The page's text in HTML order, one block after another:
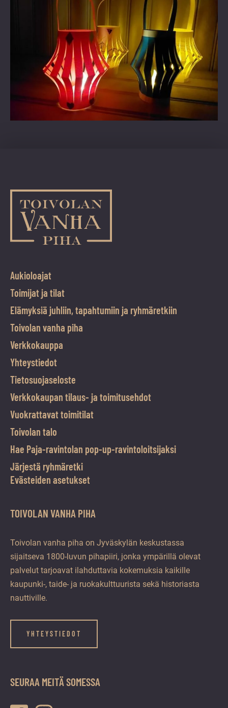
Aukioloajat
Toimijat ja tilat
Elämyksiä juhliin, tapahtumiin ja ryhmäretkiin
Toivolan vanha piha
Verkkokauppa
Yhteystiedot
Tietosuojaseloste
Verkkokaupan tilaus- ja toimitusehdot
Vuokrattavat toimitilat
Toivolan talo
Hae Paja-ravintolan pop-up-ravintoloitsijaksi
Järjestä ryhmäretki
Evästeiden asetukset
TOIVOLAN VANHA PIHA
Toivolan vanha piha on Jyväskylän keskustassa
sijaitseva 1800-luvun pihapiiri, jonka ympärillä olevat
palvelut tarjoavat ilahduttavia kokemuksia kaikille
kaupunki-, taide- ja ruokakulttuurista sekä historiasta
nauttiville.
YHTEYSTIEDOT
SEURAA MEITÄ SOMESSA